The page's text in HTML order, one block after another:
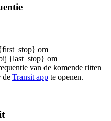
om
{last_stop} om
van de komende ritten
de Transit app te openen.